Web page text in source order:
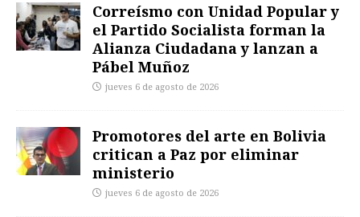
Correísmo con Unidad Popular y
el Partido Socialista forman la
Alianza Ciudadana y lanzan a
Pábel Muñoz
jueves 6 de agosto de 2026
Promotores del arte en Bolivia
critican a Paz por eliminar
ministerio
jueves 6 de agosto de 2026